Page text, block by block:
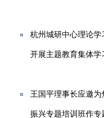
杭州城研中心理论
开展主题教育集体学
王国平理事长应邀
振兴专题培训班作专